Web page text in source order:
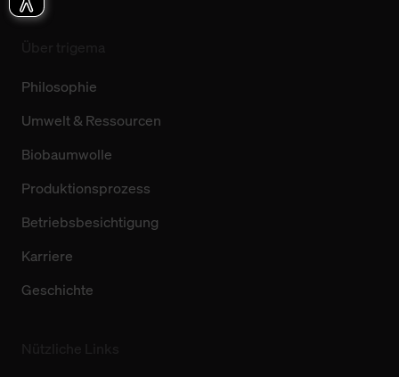
Philosophie
Umwelt & Ressourcen
Biobaumwolle
Produktionsprozess
Betriebsbesichtigung
Karriere
Geschichte